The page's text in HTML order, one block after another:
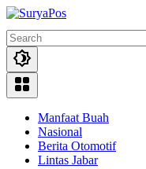
Skip
content
Manfaat Buah
Nasional
Berita Otomotif
Lintas Jabar